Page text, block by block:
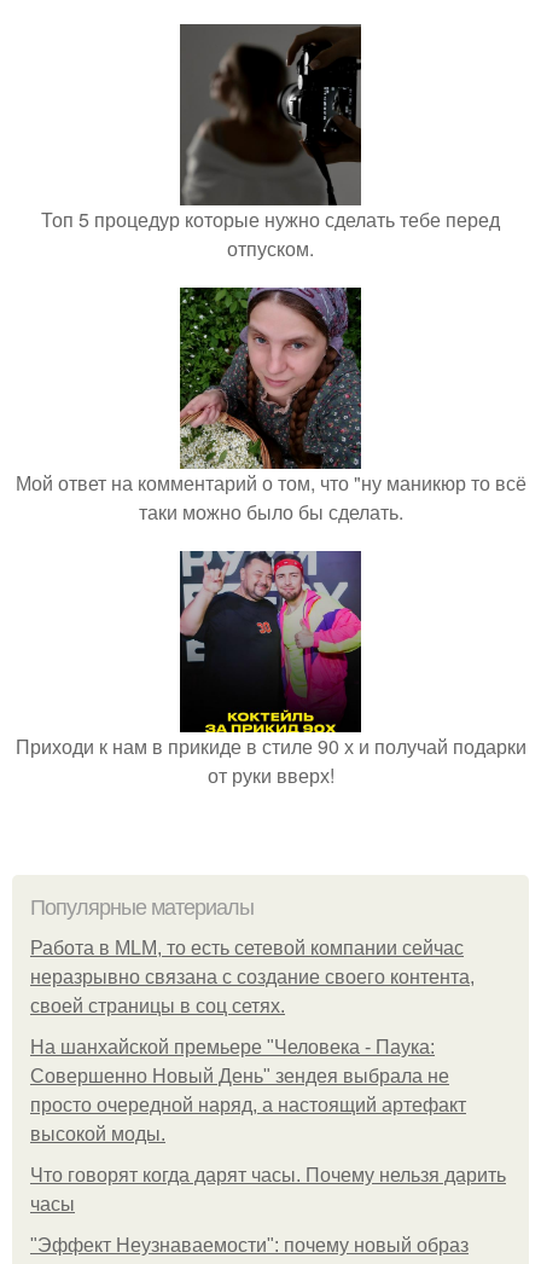
Топ 5 процедур которые нужно сделать тебе перед
отпуском.
Мой ответ на комментарий о том, что "ну маникюр то всё
таки можно было бы сделать.
Приходи к нам в прикиде в стиле 90 х и получай подарки
от руки вверх!
Популярные материалы
Работа в MLM, то есть сетевой компании сейчас
неразрывно связана с создание своего контента,
своей страницы в соц сетях.
На шанхайской премьере "Человека - Паука:
Совершенно Новый День" зендея выбрала не
просто очередной наряд, а настоящий артефакт
высокой моды.
Что говорят когда дарят часы. Почему нельзя дарить
часы
"Эффект Неузнаваемости": почему новый образ